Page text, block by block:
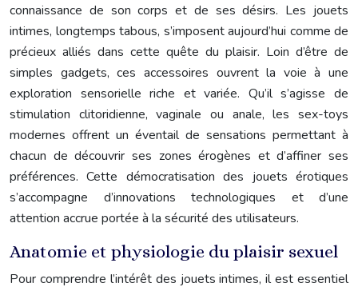
connaissance de son corps et de ses désirs. Les jouets
intimes, longtemps tabous, s’imposent aujourd’hui comme de
précieux alliés dans cette quête du plaisir. Loin d’être de
simples gadgets, ces accessoires ouvrent la voie à une
exploration sensorielle riche et variée. Qu’il s’agisse de
stimulation clitoridienne, vaginale ou anale, les sex-toys
modernes offrent un éventail de sensations permettant à
chacun de découvrir ses zones érogènes et d’affiner ses
préférences. Cette démocratisation des jouets érotiques
s’accompagne d’innovations technologiques et d’une
attention accrue portée à la sécurité des utilisateurs.
Anatomie et physiologie du plaisir sexuel
Pour comprendre l’intérêt des jouets intimes, il est essentiel